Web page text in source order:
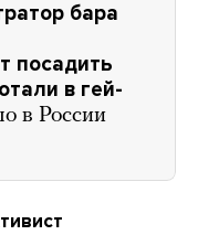
бара
посадить
в гей-
в России